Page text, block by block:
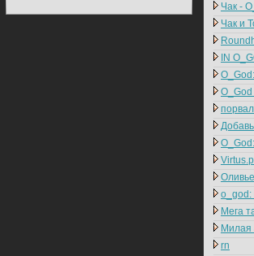
Чак -
Чак и
IN
O_God:
o_god:
Мега
Милая
rn